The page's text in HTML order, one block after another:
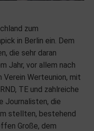
zum
in Berlin ein. Dem
die sehr daran
Jahr, vor allem nach
Werteunion, mit
TE und zahlreiche
Journalisten, die
stellten, bestehend
Große, dem